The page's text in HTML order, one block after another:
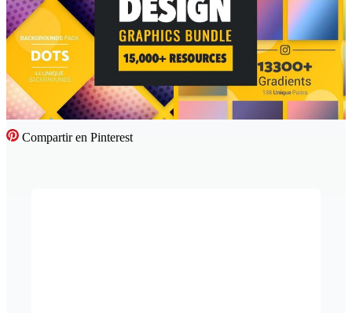
Compartir en Pinterest